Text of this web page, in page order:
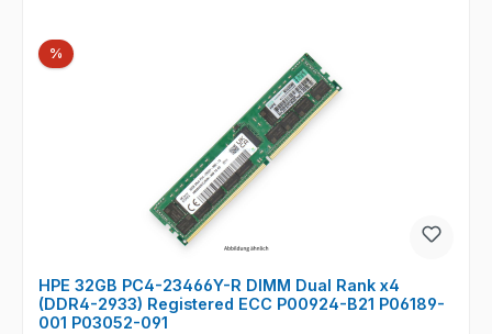
%Rabatt
HPE 32GB PC4-23466Y-R DIMM Dual Rank x4
(DDR4-2933) Registered ECC P00924-B21 P06189-
001 P03052-091